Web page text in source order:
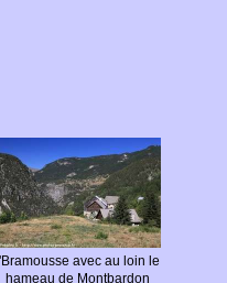
avec au loin le
hameau de Montbardon